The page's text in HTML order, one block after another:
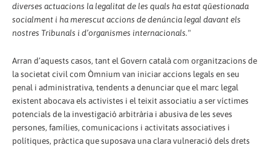
diverses actuacions la legalitat de les quals ha estat qüestionada
socialment i ha merescut accions de denúncia legal davant els
nostres Tribunals i d’organismes internacionals."
Arran d’aquests casos, tant el Govern català com organitzacions de
la societat civil com Òmnium van iniciar accions legals en seu
penal i administrativa, tendents a denunciar que el marc legal
existent abocava els activistes i el teixit associatiu a ser víctimes
potencials de la investigació arbitrària i abusiva de les seves
persones, famílies, comunicacions i activitats associatives i
polítiques, pràctica que suposava una clara vulneració dels drets